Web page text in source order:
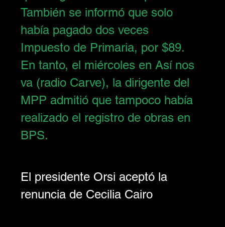
También se informó que solo
había pagado dos veces
Impuesto de Primaria, por $89.
En tanto, el miércoles en Así nos
va (radio Carve), la dirigente del
MPP admitió que tampoco había
realizado el registro de obras en
BPS.
El presidente Orsi aceptó la
renuncia de Cecilia Cairo